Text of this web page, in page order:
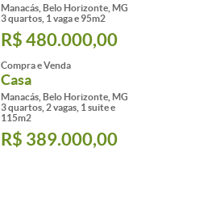
Manacás, Belo Horizonte, MG
3 quartos, 1 vaga e 95m2
R$ 480.000,00
Compra e Venda
Casa
Manacás, Belo Horizonte, MG
3 quartos, 2 vagas, 1 suite e
115m2
R$ 389.000,00